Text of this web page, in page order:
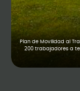
Plan de Movilidad al
200 trabajadores a